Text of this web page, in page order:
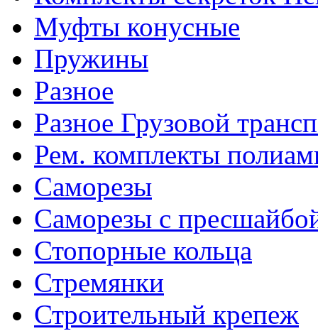
Муфты конусные
Пружины
Разное
Разное Грузовой
Рем. комплекты
Саморезы
Саморезы с
Стопорные кольца
Стремянки
Строительный крепеж